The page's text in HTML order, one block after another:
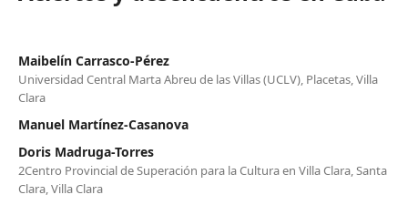
Maibelín Carrasco-Pérez
Universidad Central Marta Abreu de las Villas (UCLV), Placetas, Villa
Clara
Manuel Martínez-Casanova
Doris Madruga-Torres
2Centro Provincial de Superación para la Cultura en Villa Clara, Santa
Clara, Villa Clara